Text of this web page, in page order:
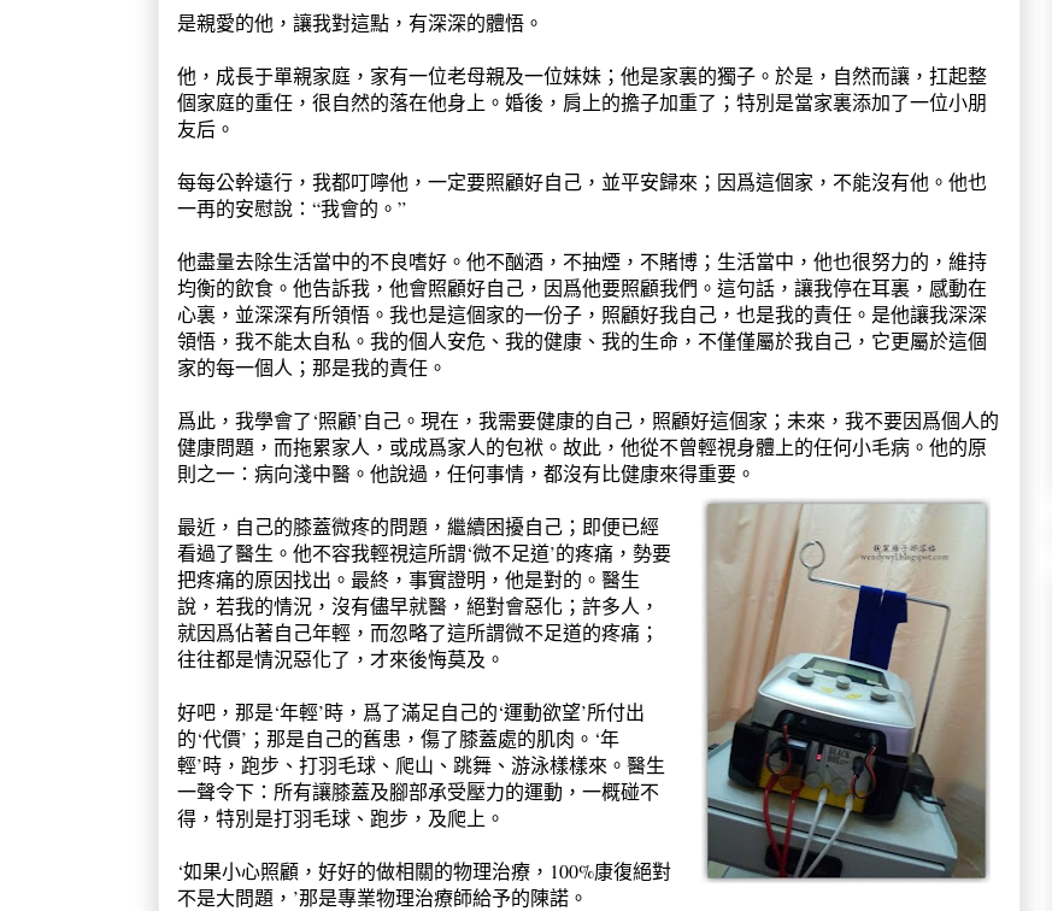
是親愛的他，讓我對這點，有深深的體悟。
他，成長于單親家庭，家有一位老母親及一位妹妹；他是家裏的獨子。於是，自然而讓，扛起整
個家庭的重任，很自然的落在他身上。婚後，肩上的擔子加重了；特別是當家裏添加了一位小朋
友后。
每每公幹遠行，我都叮嚀他，一定要照顧好自己，並平安歸來；因爲這個家，不能沒有他。他也
一再的安慰說：“我會的。”
他盡量去除生活當中的不良嗜好。他不酗酒，不抽煙，不賭博；生活當中，他也很努力的，維持
均衡的飲食。他告訴我，他會照顧好自己，因爲他要照顧我們。這句話，讓我停在耳裏，感動在
心裏，並深深有所領悟。我也是這個家的一份子，照顧好我自己，也是我的責任。是他讓我深深
領悟，我不能太自私。我的個人安危、我的健康、我的生命，不僅僅屬於我自己，它更屬於這個
家的每一個人；那是我的責任。
爲此，我學會了‘照顧’自己。現在，我需要健康的自己，照顧好這個家；未來，我不要因爲個人的
健康問題，而拖累家人，或成爲家人的包袱。故此，他從不曾輕視身體上的任何小毛病。他的原
則之一：病向淺中醫。他說過，任何事情，都沒有比健康來得重要。
最近，自己的膝蓋微疼的問題，繼續困擾自己；即便已經
看過了醫生。他不容我輕視這所謂‘微不足道’的疼痛，勢要
把疼痛的原因找出。最終，事實證明，他是對的。醫生
說，若我的情況，沒有儘早就醫，絕對會惡化；許多人，
就因爲佔著自己年輕，而忽略了這所謂微不足道的疼痛；
往往都是情況惡化了，才來後悔莫及。
好吧，那是‘年輕’時，爲了滿足自己的‘運動欲望’所付出
的‘代價’；那是自己的舊患，傷了膝蓋處的肌肉。‘年
輕’時，跑步、打羽毛球、爬山、跳舞、游泳樣樣來。醫生
一聲令下：所有讓膝蓋及腳部承受壓力的運動，一概碰不
得，特別是打羽毛球、跑步，及爬上。
‘如果小心照顧，好好的做相關的物理治療，100%康復絕對
不是大問題，’那是專業物理治療師給予的陳諾。